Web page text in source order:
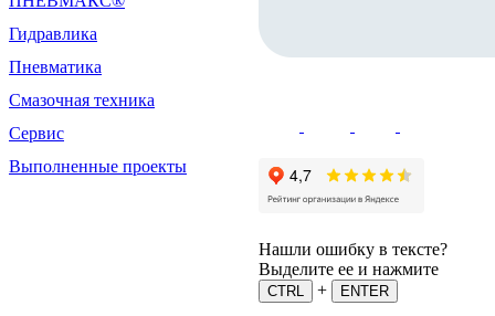
Гидравлика
Пневматика
Смазочная техника
Сервис
Выполненные проекты
Нашли ошибку в тексте?
Выделите ее и нажмите
CTRL +
ENTER